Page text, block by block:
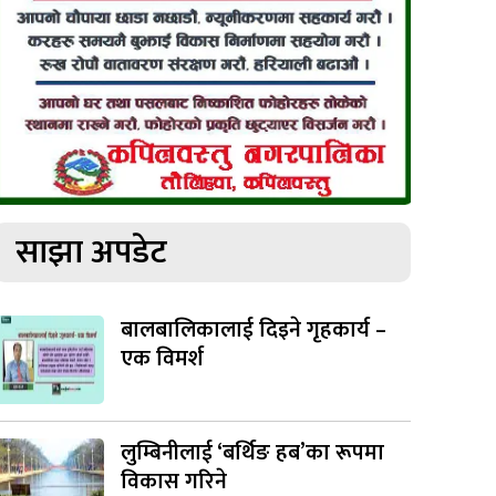
साझा अपडेट
बालबालिकालाई दिइने गृहकार्य –
एक विमर्श
लुम्बिनीलाई ‘बर्थिङ हब’का रूपमा
विकास गरिने